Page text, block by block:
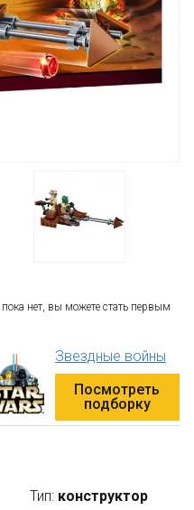
нет, вы можете стать первым
Звездные войны
Посмотреть
подборку
Тип: конструктор